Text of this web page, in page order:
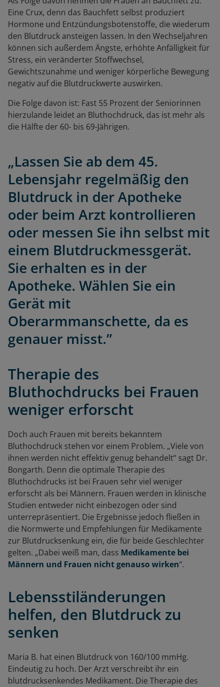
Eine Crux, denn das Bauchfett selbst produziert
Hormone und Entzündungsbotenstoffe, die wiederum
den Blutdruck ansteigen lassen. In den Wechseljahren
können sich außerdem Ängste, erhöhte Anfälligkeit für
Stress, ein veränderter Stoffwechsel,
Gewichtszunahme und weniger körperliche Bewegung
negativ auf die Blutdruckwerte auswirken.
Die Folge davon ist: Fast 55 Prozent der Seniorinnen
hierzulande leidet an Bluthochdruck, das ist mehr als
die Hälfte der 60- bis 69-Jährigen.
„Lassen Sie ab dem 45.
Lebensjahr regelmäßig den
Blutdruck in der Apotheke
oder beim Arzt kontrollieren
oder messen Sie ihn selbst mit
einem Blutdruckmessgerät.
Sie erhalten es in der
Apotheke. Wählen Sie ein
Gerät mit
Oberarmmanschette, da es
genauer misst.”
Therapie des
Bluthochdrucks bei Frauen
weniger erforscht
Doch auch Frauen mit bereits bekanntem
Bluthochdruck stehen vor einem Problem. „Viele von
ihnen werden nicht effektiv genug behandelt“ sagt Dr.
Bongarth. Denn die optimale Therapie des
Bluthochdrucks ist bei Frauen sehr viel weniger
erforscht als bei Männern. Frauen werden in klinische
Studien entweder nicht einbezogen oder sind
unterrepräsentiert. Die Ergebnisse jedoch fließen in
die Normwerte und Empfehlungen für Medikamente
zur Blutdrucksenkung ein, die für beide Geschlechter
gelten. „Dabei weiß man, dass Medikamente bei
Männern und Frauen nicht genauso wirken“.
Lebensstiländerungen
helfen, den Blutdruck zu
senken
Maria B. hat einen Blutdruck von 160/100 mmHg.
Eindeutig zu hoch. Der Arzt verschreibt ihr ein
blutdrucksenkendes Medikament. Die Therapie des